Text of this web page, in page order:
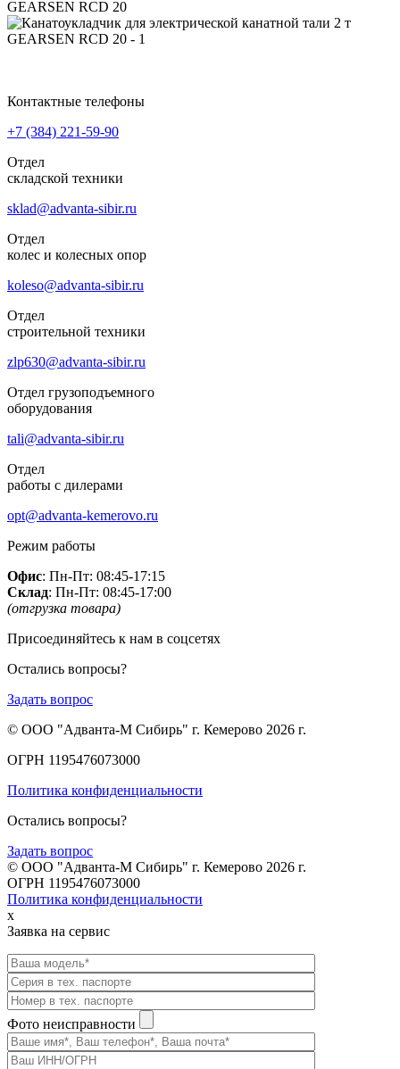
Контактные телефоны
+7 (384) 221-59-90
Отдел
складской техники
sklad@advanta-sibir.ru
Отдел
колес и колесных опор
koleso@advanta-sibir.ru
Отдел
строительной техники
zlp630@advanta-sibir.ru
Отдел грузоподъемного
оборудования
tali@advanta-sibir.ru
Отдел
работы с дилерами
opt@advanta-kemerovo.ru
Режим работы
Офис: Пн-Пт: 08:45-17:15
Склад: Пн-Пт: 08:45-17:00
(отгрузка товара)
Присоединяйтесь к нам в соцсетях
Остались вопросы?
Задать вопрос
© ООО "Адванта-М Сибирь" г. Кемерово 2026 г.
ОГРН 1195476073000
Политика конфиденциальности
Остались вопросы?
Задать вопрос
© ООО "Адванта-М Сибирь" г. Кемерово 2026 г.
ОГРН 1195476073000
Политика конфиденциальности
x
Заявка на сервис
Фото неисправности